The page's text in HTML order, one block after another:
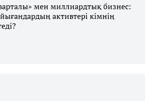
мен миллиардтық бизнес:
активтері кімнің